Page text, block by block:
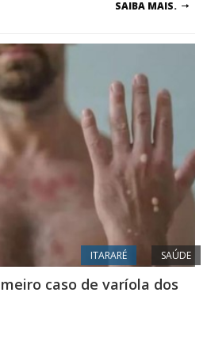
SAIBA MAIS.
ITARARÉ SAÚDE
caso de varíola dos